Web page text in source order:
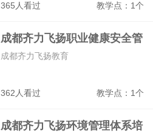
365人看过 教学点：1个
成都齐力飞扬职业健康安全管
体系培训班
362人看过 教学点：1个
成都齐力飞扬教育
成都齐力飞扬环境管理体系培